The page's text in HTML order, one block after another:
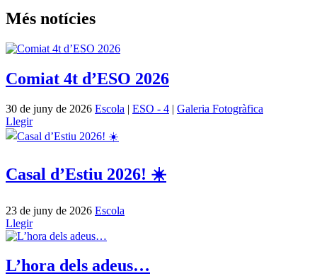
Més notícies
Comiat 4t d’ESO 2026
30 de juny de 2026 Escola | ESO - 4 | Galeria Fotogràfica
Llegir
Casal d’Estiu 2026! ☀️
23 de juny de 2026 Escola
Llegir
L’hora dels adeus…